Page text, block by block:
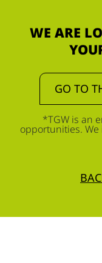
WE ARE
GO TO
*TGW is an
opportunities.